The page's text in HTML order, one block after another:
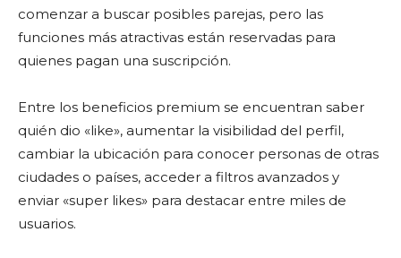
comenzar a buscar posibles parejas, pero las
funciones más atractivas están reservadas para
quienes pagan una suscripción.
Entre los beneficios premium se encuentran saber
quién dio «like», aumentar la visibilidad del perfil,
cambiar la ubicación para conocer personas de otras
ciudades o países, acceder a filtros avanzados y
enviar «super likes» para destacar entre miles de
usuarios.